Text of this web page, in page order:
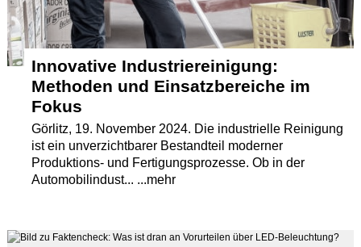
Innovative Industriereinigung:
Methoden und Einsatzbereiche im
Fokus
Görlitz, 19. November 2024. Die industrielle Reinigung
ist ein unverzichtbarer Bestandteil moderner
Produktions- und Fertigungsprozesse. Ob in der
Automobilindust... ...mehr